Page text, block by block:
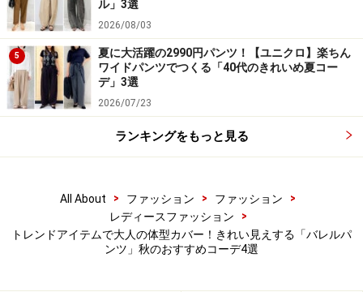
たりのリラックスコーデ。ユニクロのボーダーカットソ
ーに、GUのバレルレッグジーンズ、スニーカー、バッグ
を合わせています。
バレルシルエットに毛足の長いニットベストをレイヤー
ドするなど、旬のポイントをおさえているため、ルーズ
なゆったりコーデにはならずおしゃれ見えする着こなし
ぜひ参考にしてみてくださいね！
ル」3選
2026/08/03
5
夏に大活躍の2990円パンツ！【ユニクロ】楽ちん
ワイドパンツでつくる「40代のきれいめ夏コー
デ」3選
2026/07/23
ランキングをもっと見る
All About > ファッション > ファッション
>
レディースファッション
>
トレンドアイテムで大人の体型カバー！きれい見えする「バレルパ
ンツ」秋のおすすめコーデ4選